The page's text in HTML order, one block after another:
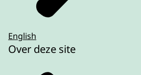
English
Over deze site